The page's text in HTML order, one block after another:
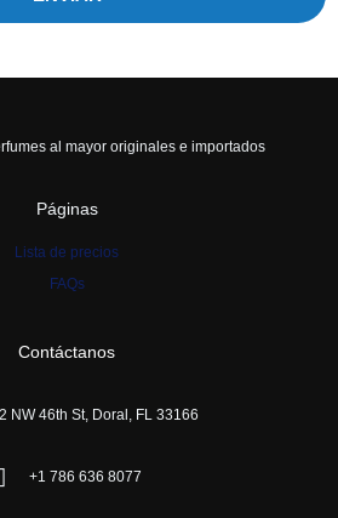
al mayor originales e importados
Páginas
Lista de precios
FAQs
Contáctanos
NW 46th St, Doral, FL 33166
+1 786 636 8077